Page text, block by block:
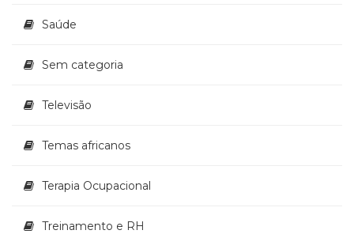
Saúde
Sem categoria
Televisão
Temas africanos
Terapia Ocupacional
Treinamento e RH